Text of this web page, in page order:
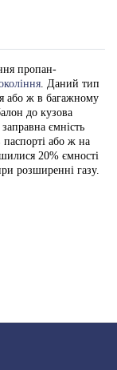
пропан-
. Даний тип
або ж в багажному
до кузова
ємність
паспорті або ж на
20% ємності
розширенні газу.